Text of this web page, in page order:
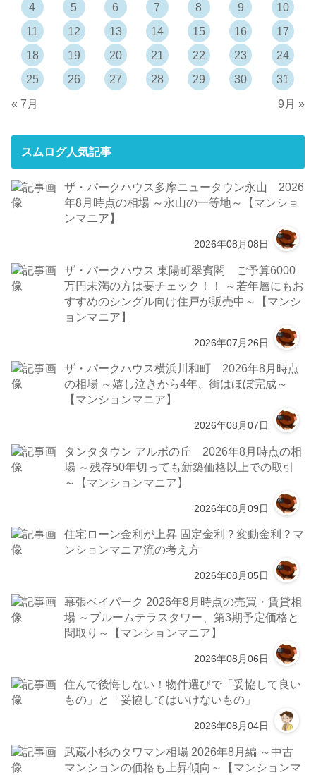
4
5 6 7 8 9
10
11
12 13 14 15 16
17
18
19 20 21 22 23
24
25
26 27 28 29 30
31
« 7月
9月 »
スムログ人気記事
ザ・パークハウス多摩ニュータウン永山 2026
年8月時点の相場 ～永山の一等地～【マンショ
ンマニア】
2026年08月08日
ザ・パークハウス 東陽町翠賓閣 ご予算6000
万円未満の方は要チェック！！ ～若年層にもお
すすめのシングル向け住戸が販売中～【マンシ
ョンマニア】
2026年07月26日
ザ・パークハウス横浜川和町 2026年8月時点
の相場 ～嬉し泣きから4年、街はほぼ完成～
【マンションマニア】
2026年08月07日
タンタタウン アルボの丘 2026年8月時点の相
場 ～残存50年切っても新築価格以上での取引
～【マンションマニア】
2026年08月09日
住宅ローン金利が上昇 固定金利？変動金利？マ
ンションマニア流の考え方
2026年08月05日
幕張ベイパーク 2026年8月時点の売買・賃貸相
場 ～ブルームテラスタワー、第3期予定価格と
間取り～【マンションマニア】
2026年08月06日
住んで後悔しない！物件選びで「妥協して良い
もの」と「妥協してはいけないもの」
2026年08月04日
武蔵小杉のタワマン相場 2026年8月編 ～中古
マンションの価格も上昇傾向～【マンションマ